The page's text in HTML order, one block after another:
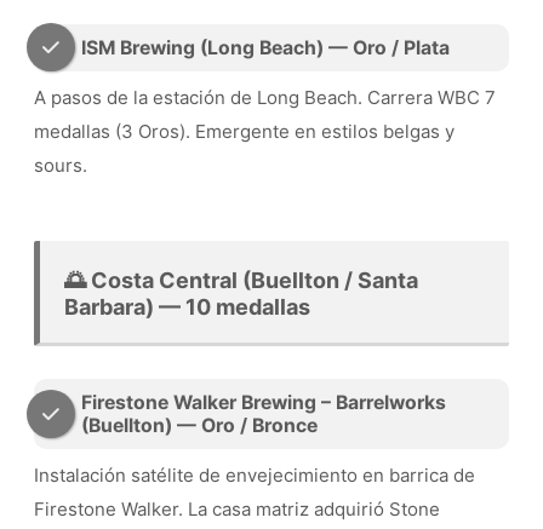
ISM Brewing (Long Beach) — Oro / Plata
A pasos de la estación de Long Beach. Carrera WBC 7
medallas (3 Oros). Emergente en estilos belgas y
sours.
🌅 Costa Central (Buellton / Santa
Barbara) — 10 medallas
Firestone Walker Brewing – Barrelworks
(Buellton) — Oro / Bronce
Instalación satélite de envejecimiento en barrica de
Firestone Walker. La casa matriz adquirió Stone